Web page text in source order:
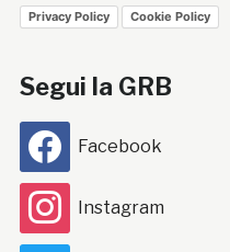
Privacy Policy Cookie Policy
Segui la GRB
Facebook
Instagram